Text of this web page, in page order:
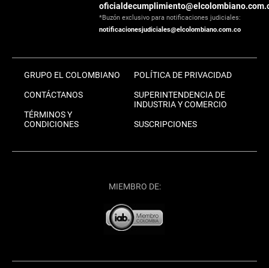
*Buzón exclusivo para notificaciones judiciales:
notificacionesjudiciales@elcolombiano.com.co
GRUPO EL COLOMBIANO
CONTÁCTANOS
TÉRMINOS Y
CONDICIONES
POLÍTICA DE PRIVACIDAD
SUPERINTENDENCIA DE
INDUSTRIA Y COMERCIO
SUSCRIPCIONES
MIEMBRO DE: